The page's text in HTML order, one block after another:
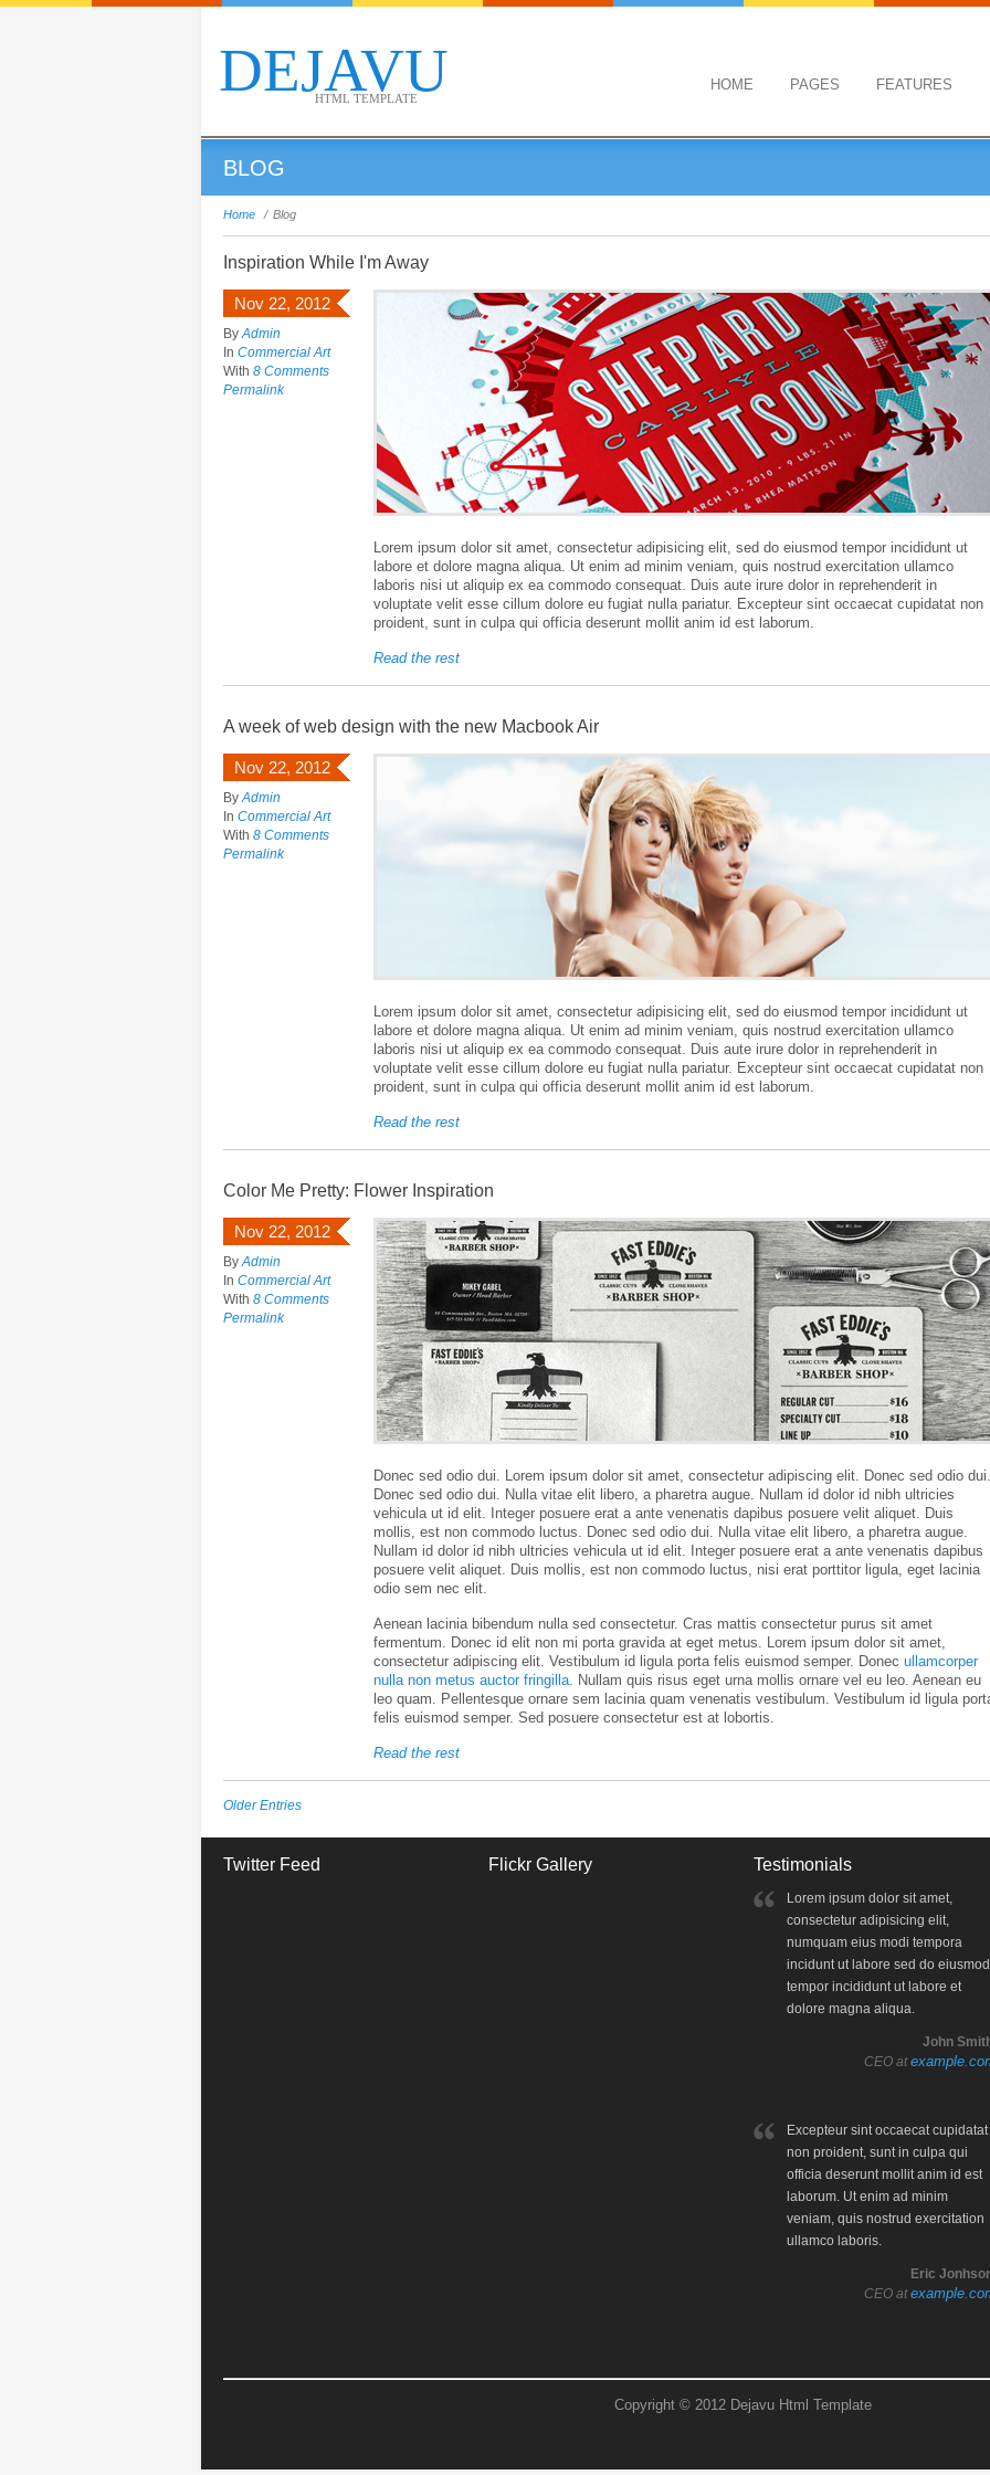
DEJAVU
HTML TEMPLATE
HOME PAGES FEATURES
BLOG
Home / Blog
Inspiration While I'm Away
Nov 22, 2012
ByAdmin
In Commercial Art
With 8 Comments
Permalink
Lorem ipsum dolor sit amet, consectetur adipisicing elit, sed do eiusmod tempor incididunt ut
labore et dolore magna aliqua. Ut enim ad minim veniam, quis nostrud exercitation ullamco
laboris nisi ut aliquip ex ea commodo consequat. Duis aute irure dolor in reprehenderit in
voluptate velit esse cillum dolore eu fugiat nulla pariatur. Excepteur sint occaecat cupidatat non
proident, sunt in culpa qui officia deserunt mollit anim id est laborum.
Read the rest
A week of web design with the new Macbook Air
Nov 22, 2012
ByAdmin
In Commercial Art
With 8 Comments
Permalink
Lorem ipsum dolor sit amet, consectetur adipisicing elit, sed do eiusmod tempor incididunt ut
labore et dolore magna aliqua. Ut enim ad minim veniam, quis nostrud exercitation ullamco
laboris nisi ut aliquip ex ea commodo consequat. Duis aute irure dolor in reprehenderit in
voluptate velit esse cillum dolore eu fugiat nulla pariatur. Excepteur sint occaecat cupidatat non
proident, sunt in culpa qui officia deserunt mollit anim id est laborum.
Read the rest
Color Me Pretty: Flower Inspiration
Nov 22, 2012
ByAdmin
In Commercial Art
With 8 Comments
Permalink
Donec sed odio dui. Lorem ipsum dolor sit amet, consectetur adipiscing elit. Donec sed odio dui.
Donec sed odio dui. Nulla vitae elit libero, a pharetra augue. Nullam id dolor id nibh ultricies
vehicula ut id elit. Integer posuere erat a ante venenatis dapibus posuere velit aliquet. Duis
mollis, est non commodo luctus. Donec sed odio dui. Nulla vitae elit libero, a pharetra augue.
Nullam id dolor id nibh ultricies vehicula ut id elit. Integer posuere erat a ante venenatis dapibus
posuere velit aliquet. Duis mollis, est non commodo luctus, nisi erat porttitor ligula, eget lacinia
odio sem nec elit.
Aenean lacinia bibendum nulla sed consectetur. Cras mattis consectetur purus sit amet
fermentum. Donec id elit non mi porta gravida at eget metus. Lorem ipsum dolor sit amet,
consectetur adipiscing elit. Vestibulum id ligula porta felis euismod semper. Donec ullamcorper
nulla non metus auctor fringilla. Nullam quis risus eget urna mollis ornare vel eu leo. Aenean eu
leo quam. Pellentesque ornare sem lacinia quam venenatis vestibulum. Vestibulum id ligula
felis euismod semper. Sed posuere consectetur est at lobortis.
Read the rest
Older Entries
Twitter Feed Flickr Gallery Testimonials
Lorem ipsum dolor sit amet,
consectetur adipisicing elit,
numquam eius modi tempora
incidunt ut labore sed do eiusmod
tempor incididunt ut labore et
dolore magna aliqua.
John
CEO at
Excepteur sint occaecat cupidatat
non proident, sunt in culpa qui
officia deserunt mollit anim id est
laborum. Ut enim ad minim
veniam, quis nostrud exercitation
ullamco laboris.
Eric
CEO at
Copyright © 2012 Dejavu Html Template